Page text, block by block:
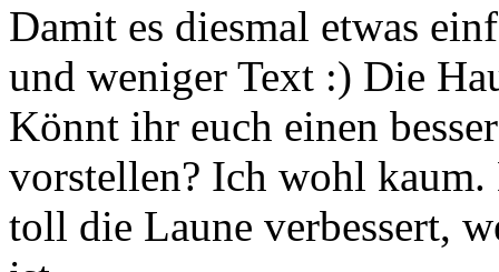
Damit es diesmal etwas
und weniger Text :) Die
Könnt ihr euch einen
vorstellen? Ich wohl
toll die Laune verbessert,